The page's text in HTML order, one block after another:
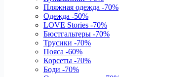
Пляжная одежда -70%
Одежда -50%
LOVE Stories -70%
Бюстгальтеры -70%
Трусики -70%
Пояса -60%
Корсеты -70%
Боди -70%